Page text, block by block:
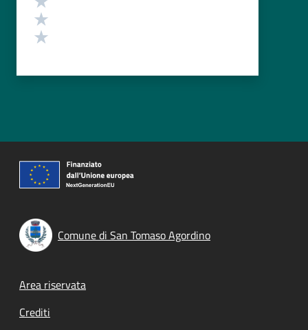
Comune di San Tomaso Agordino
Footer menu
Area riservata
Crediti